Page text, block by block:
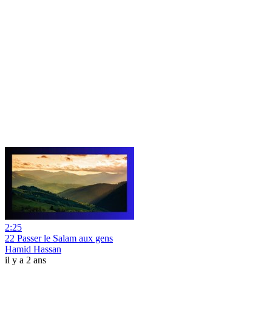
2:25
22 Passer le Salam aux gens
Hamid Hassan
il y a 2 ans